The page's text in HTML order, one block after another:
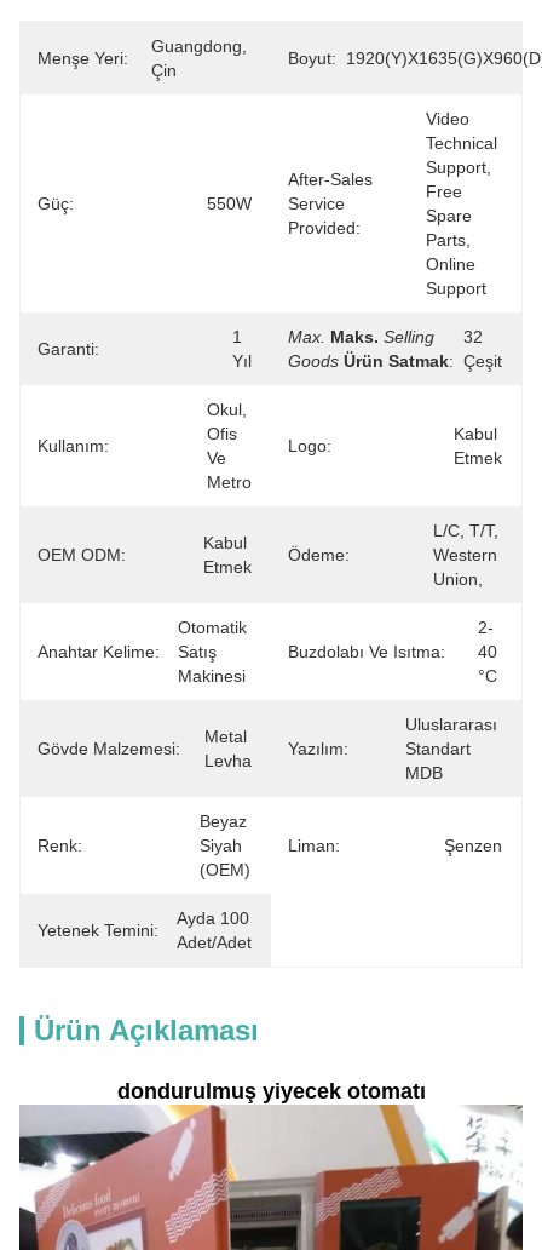
Menşe Yeri:
Guangdong,
Çin
Boyut:
Güç: 550W
After-Sales
Service
Provided:
Video
Technical
Support,
Free
Spare
Parts,
Online
Support
Garanti:
1
Yıl
Max. Maks. Selling
Goods Ürün Satmak:
32
Çeşit
Kullanım:
Okul,
Ofis
Ve
Metro
Logo:
Kabul
Etmek
OEM ODM:
Kabul
Etmek
Ödeme:
L/C, T/T,
Western
Union,
Anahtar Kelime:
Otomatik
Satış
Makinesi
Buzdolabı Ve Isıtma:
2-
40
°C
Gövde Malzemesi:
Metal
Levha
Yazılım:
Uluslararası
Standart
MDB
Renk:
Beyaz
Siyah
(OEM)
Liman: Şenzen
Yetenek Temini:
Ayda 100
Adet/Adet
Ürün Açıklaması
dondurulmuş yiyecek otomatı